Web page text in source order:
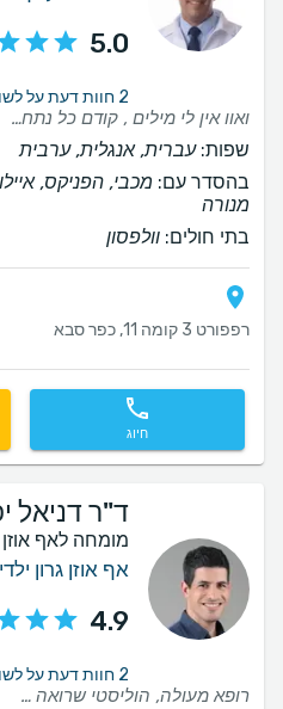
5.0
2 חוות דעת על לשון קשורה
ואוו אין לי מילים , קודם כל נתחיל מהבעיה שנפתרה כל כך מהר , אני חזרתי לנשום אוויר כמו בן אדם ( ניתוח מחיצות ) ובאסל מספר אחד לא הרגשתי שום כאב אחרי הניתוח כאילו לא עשיתי כלום מצויין !!!
שפות:עברית, אנגלית, ערבית
בהסדר עם: מכבי, הפניקס,
מנורה
בתי חולים: וולפסון
רפפורט 3 קומה 11, כפר סבא
חיוג
ד"ר דניאל
מומחה לאף אוזן
אף אוזן גרון
4.9
2 חוות דעת על לשון קשורה
רופא מעולה, הוליסטי שרואה את כל התמונה ואת טובת הילד בטווח הקרוב והרחוק